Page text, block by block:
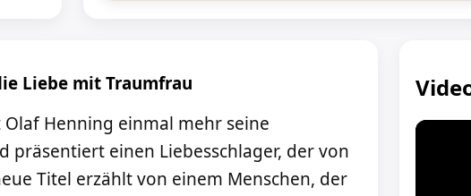
Liebe mit Traumfrau
Olaf Henning einmal mehr seine
präsentiert einen Liebesschlager, der von
Titel erzählt von einem Menschen, der